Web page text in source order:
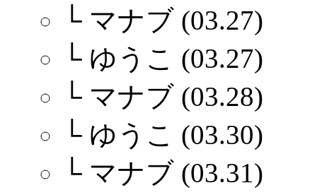
└ マナブ (03.27)
└ ゆうこ (03.27)
└ マナブ (03.28)
└ ゆうこ (03.30)
└ マナブ (03.31)